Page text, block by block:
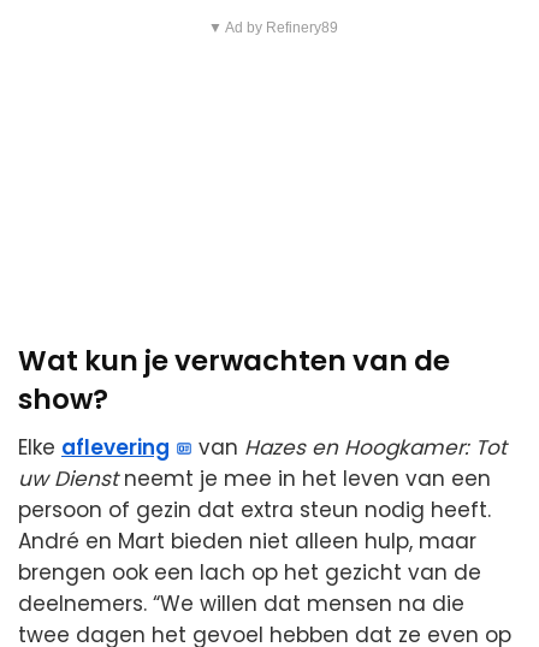
▼ Ad by Refinery89
Wat kun je verwachten van de
show?
Elke aflevering van Hazes en Hoogkamer: Tot
uw Dienstneemt je mee in het leven van een
persoon of gezin dat extra steun nodig heeft.
André en Mart bieden niet alleen hulp, maar
brengen ook een lach op het gezicht van de
deelnemers. “We willen dat mensen na die
twee dagen het gevoel hebben dat ze even op